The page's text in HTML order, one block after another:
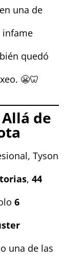
una de
infame
quedó
😬🦷
de
Tyson
, 44
6
una de las